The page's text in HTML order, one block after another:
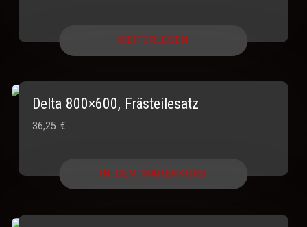
WEITERLESEN
Delta 800×600, Frästeilesatz
36,25€
IN DEN WARENKORB